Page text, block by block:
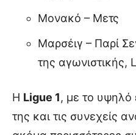
Μονακό – Μετς
Μαρσέιγ – Παρί
της αγωνιστικής,
Η Ligue 1, με το υψηλό
της και τις συνεχείς